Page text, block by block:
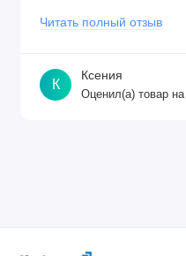
Читать полный отзыв
К
Ксения
Оценил(а) товар на